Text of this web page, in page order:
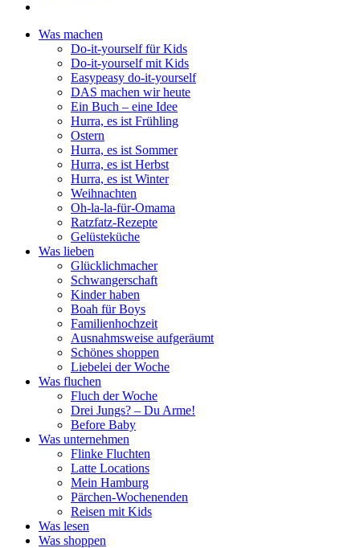
Was machen
Do-it-yourself für Kids
Do-it-yourself mit Kids
Easypeasy do-it-yourself
DAS machen wir heute
Ein Buch – eine Idee
Hurra, es ist Frühling
Ostern
Hurra, es ist Sommer
Hurra, es ist Herbst
Hurra, es ist Winter
Weihnachten
Oh-la-la-für-Omama
Ratzfatz-Rezepte
Gelüsteküche
Was lieben
Glücklichmacher
Schwangerschaft
Kinder haben
Boah für Boys
Familienhochzeit
Ausnahmsweise aufgeräumt
Schönes shoppen
Liebelei der Woche
Was fluchen
Fluch der Woche
Drei Jungs? – Du Arme!
Before Baby
Was unternehmen
Flinke Fluchten
Latte Locations
Mein Hamburg
Pärchen-Wochenenden
Reisen mit Kids
Was lesen
Was shoppen